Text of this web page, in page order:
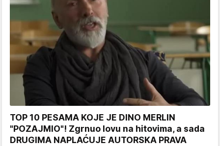
TOP 10 PESAMA KOJE JE DINO MERLIN
"POZAJMIO"! Zgrnuo lovu na hitovima, a sada
DRUGIMA NAPLAĆUJE AUTORSKA PRAVA